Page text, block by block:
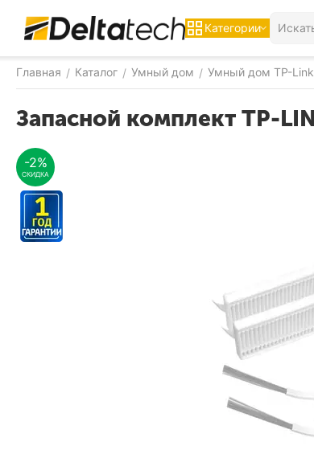
Категории
Главная / Каталог / Умный дом / Умный дом TP-Link
Запасной комплект TP-
-2%
СКИДКА